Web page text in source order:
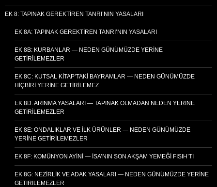
EK 8: TAPINAK GEREKTIREN TANRI’NIN YASALARI
EK 8A: TAPINAK GEREKTIREN TANRI’NIN YASALARI
EK 8B: KURBANLAR — NEDEN GÜNÜMÜZDE YERINE
GETIRILEMEZLER
EK 8C: KUTSAL KITAP’TAKI BAYRAMLAR — NEDEN GÜNÜMÜZDE
HIÇBIRI YERINE GETIRILEMEZ
EK 8D: ARINMA YASALARI — TAPINAK OLMADAN NEDEN YERINE
GETIRILEMEZLER
EK 8E: ONDALIKLAR VE İLK ÜRÜNLER — NEDEN GÜNÜMÜZDE
YERINE GETIRILEMEZLER
EK 8F: KOMÜNYON AYINI — İSA’NIN SON AKŞAM YEMEĞI FISIH’TI
EK 8G: NEZIRLIK VE ADAK YASALARI — NEDEN GÜNÜMÜZDE YERINE
GETIRILEMEZLER